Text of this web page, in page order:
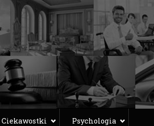
Ciekawostki Psychologia